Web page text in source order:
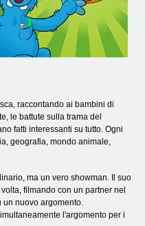
raccontando ai bambini di
le battute sulla trama del
fatti interessanti su tutto. Ogni
geografia, mondo animale,
ma un vero showman. Il suo
filmando con un partner nel
un nuovo argomento.
l'argomento per i